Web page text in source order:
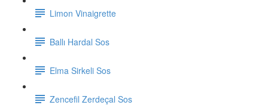
Limon Vinaigrette
Ballı Hardal Sos
Elma Sirkeli Sos
Zencefil Zerdeçal Sos